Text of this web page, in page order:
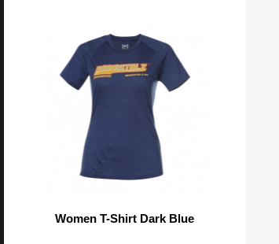
Women T-Shirt Dark Blue